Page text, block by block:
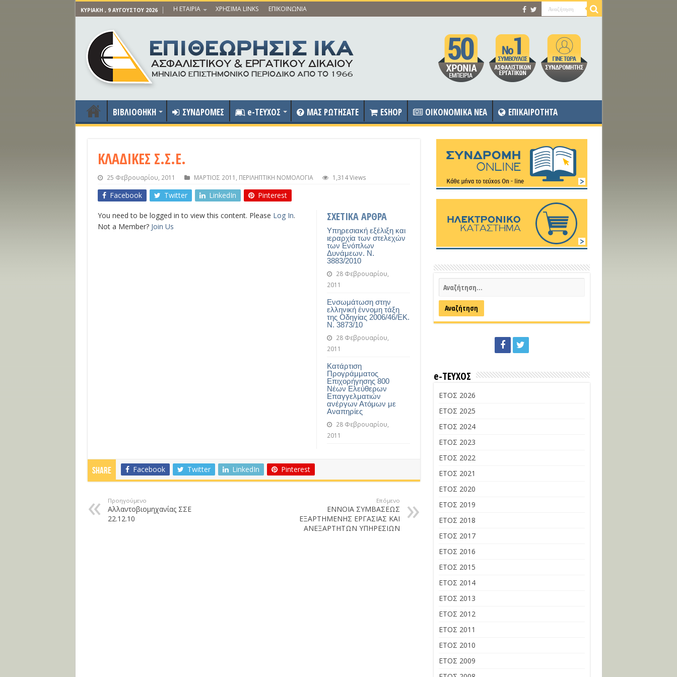
ΚΥΡΙΑΚΉ , 9 ΑΥΓΟΎΣΤΟΥ 2026 Η ΕΤΑΙΡΙΑ ΧΡΗΣΙΜΑ LINKS ΕΠΙΚΟΙΝΩΝΙΑ
ΒΙΒΛΙΟΘΗΚΗ ΣΥΝΔΡΟΜΕΣ e-ΤΕΥΧΟΣ ΜΑΣ ΡΩΤΗΣΑΤΕ ESHOP OIKONOMIKA NEA ΕΠΙΚΑΙΡΟΤΗΤΑ
ΚΛΑΔΙΚΕΣ Σ.Σ.Ε.
25 Φεβρουαρίου, 2011 ΜΑΡΤΙΟΣ 2011 ΠΕΡΙΛΗΠΤΙΚΗ ΝΟΜΟΛΟΓΙΑ 1,314 Views
Facebook Twitter LinkedIn Pinterest
ΣΧΕΤΙΚΑ ΑΡΘΡΑ
Υπηρεσιακή εξέλιξη και
ιεραρχία των στελεχών
των Ενόπλων
Δυνάμεων. Ν.
3883/2010
28 Φεβρουαρίου,
2011
Ενσωμάτωση στην
ελληνική έννομη τάξη
της Οδηγίας 2006/46/ΕΚ.
Ν. 3873/10
28 Φεβρουαρίου,
2011
Κατάρτιση
Προγράμματος
Επιχορήγησης 800
Νέων Ελεύθερων
Επαγγελματιών
ανέργων Ατόμων με
Αναπηρίες
28 Φεβρουαρίου,
2011
You need to be logged in to view this content. Please Log In.
Not a Member? Join Us
Share Facebook Twitter LinkedIn Pinterest
Προηγούμενο
Αλλαντοβιομηχανίας ΣΣΕ
22.12.10
Επόμενο
ΕΝΝΟΙΑ ΣΥΜΒΑΣΕΩΣ
ΕΞΑΡΤΗΜΕΝΗΣ ΕΡΓΑΣΙΑΣ ΚΑΙ
ΑΝΕΞΑΡΤΗΤΩΝ ΥΠΗΡΕΣΙΩΝ
e-ΤΕΥΧΟΣ
ΕΤΟΣ 2026
ΕΤΟΣ 2025
ΕΤΟΣ 2024
ΕΤΟΣ 2023
ΕΤΟΣ 2022
ΕΤΟΣ 2021
ΕΤΟΣ 2020
ΕΤΟΣ 2019
ΕΤΟΣ 2018
ΕΤΟΣ 2017
ΕΤΟΣ 2016
ΕΤΟΣ 2015
ΕΤΟΣ 2014
ΕΤΟΣ 2013
ΕΤΟΣ 2012
ΕΤΟΣ 2011
ΕΤΟΣ 2010
ΕΤΟΣ 2009